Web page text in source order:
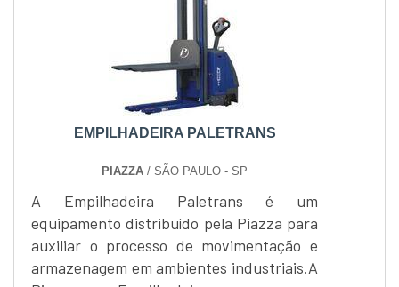
EMPILHADEIRA PALETRANS
PIAZZA / SÃO PAULO - SP
A Empilhadeira Paletrans é um
equipamento distribuído pela Piazza para
auxiliar o processo de movimentação e
armazenagem em ambientes industriais.A